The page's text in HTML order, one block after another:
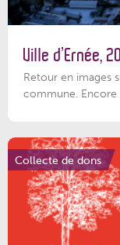
Ville d’Ernée,
Retour en images
commune.
Collecte de dons